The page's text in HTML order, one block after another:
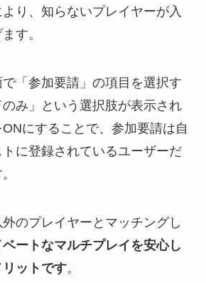
り、知らないプレイヤーが入
す。
「参加要請」の項目を選択す
み」という選択肢が表示され
にすることで、参加要請は自
に登録されているユーザーだ
のプレイヤーとマッチングし
ベートなマルチプレイを安心し
ットです。